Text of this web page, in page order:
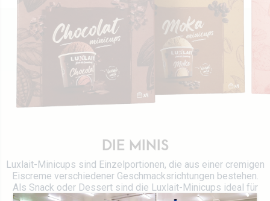
Vertrieb
Werte
Direktion
Stellenangebot
Rezepte
Kontaktieren Sie uns
DIE MINIS
Luxlait-Minicups sind Einzelportionen, die aus einer cremigen
Eiscreme verschiedener Geschmacksrichtungen bestehen.
Als Snack oder Dessert sind die Luxlait-Minicups ideal für
die kleine Feinschmeckerpause!